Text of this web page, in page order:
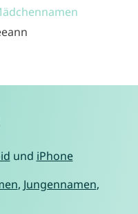
und iPhone
, Jungennamen,